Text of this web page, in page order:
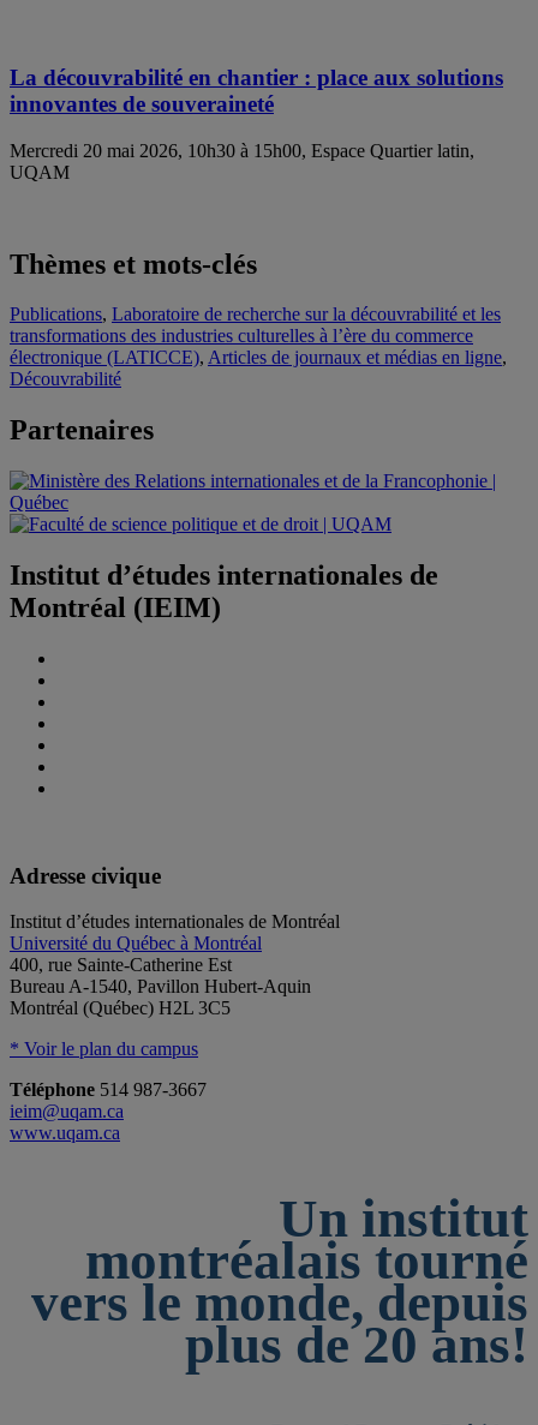
La découvrabilité en chantier : place aux solutions
innovantes de souveraineté
Mercredi 20 mai 2026, 10h30 à 15h00, Espace Quartier latin,
UQAM
Thèmes et mots-clés
Publications, Laboratoire de recherche sur la découvrabilité et les
transformations des industries culturelles à l’ère du commerce
électronique (LATICCE), Articles de journaux et médias en ligne,
Découvrabilité
Partenaires
Institut d’études internationales de
Montréal (IEIM)
Adresse civique
Institut d’études internationales de Montréal
Université du Québec à Montréal
400, rue Sainte-Catherine Est
Bureau A-1540, Pavillon Hubert-Aquin
Montréal (Québec) H2L 3C5
* Voir le plan du campus
Téléphone 514 987-3667
ieim@uqam.ca
www.uqam.ca
Un institut
montréalais tourné
vers le monde, depuis
plus de 20 ans!